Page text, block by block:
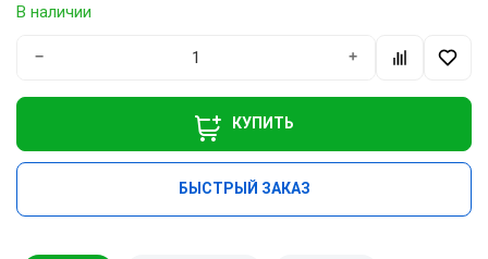
В наличии
− +
КУПИТЬ
БЫСТРЫЙ ЗАКАЗ